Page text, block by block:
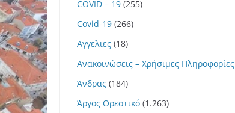
COVID – 19 (255)
Covid-19 (266)
Αγγελιες (18)
Ανακοινώσεις – Χρήσιμες Πληροφορίες
Άνδρας (184)
Άργος Ορεστικό (1.263)